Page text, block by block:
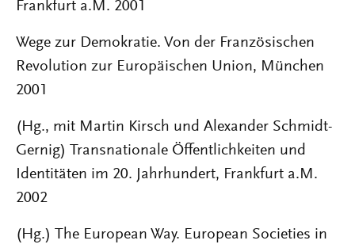
Frankfurt a.M. 2001
Wege zur Demokratie. Von der Französischen
Revolution zur Europäischen Union, München
2001
(Hg., mit Martin Kirsch und Alexander Schmidt-
Gernig) Transnationale Öffentlichkeiten und
Identitäten im 20. Jahrhundert, Frankfurt a.M.
2002
(Hg.) The European Way. European Societies in